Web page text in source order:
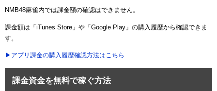
NMB48麻雀内では課金額の確認はできません。
課金額は「iTunes Store」や「Google Play」の購入履歴から確認できま
す。
▶アプリ課金の購入履歴確認方法はこちら
課金資金を無料で稼ぐ方法